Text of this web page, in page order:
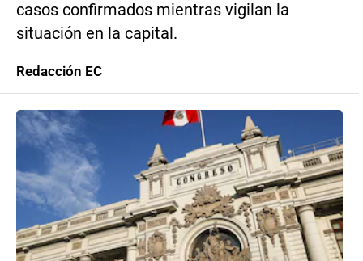
casos confirmados mientras vigilan la
situación en la capital.
Redacción EC